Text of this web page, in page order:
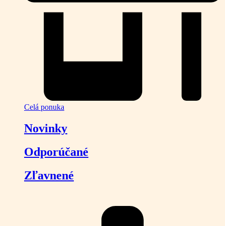
Celá ponuka
Novinky
Odporúčané
Zľavnené